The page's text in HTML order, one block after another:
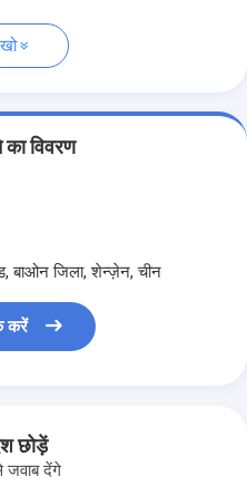
विवरण
बाओन जिला, शेन्ज़ेन, चीन
करें
छोड़ें
जवाब देंगे